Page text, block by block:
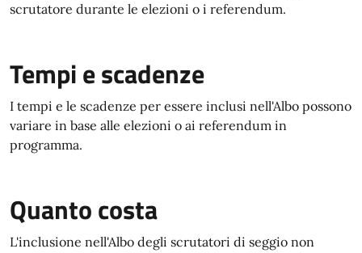
scrutatore durante le elezioni o i referendum.
Tempi e scadenze
I tempi e le scadenze per essere inclusi nell'Albo possono
variare in base alle elezioni o ai referendum in
programma.
Quanto costa
L'inclusione nell'Albo degli scrutatori di seggio non